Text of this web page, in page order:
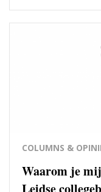
COLUMNS &
Waarom je